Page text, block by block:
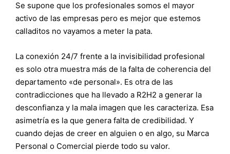
Se supone que los profesionales somos el mayor
activo de las empresas pero es mejor que estemos
calladitos no vayamos a meter la pata.
La conexión 24/7 frente a la invisibilidad profesional
es solo otra muestra más de la falta de coherencia del
departamento «de personal». Es otra de las
contradicciones que ha llevado a R2H2 a generar la
desconfianza y la mala imagen que les caracteriza. Esa
asimetría es la que genera falta de credibilidad. Y
cuando dejas de creer en alguien o en algo, su Marca
Personal o Comercial pierde todo su valor.